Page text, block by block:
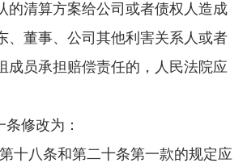
清算方案给公司或者债权人造成
、董事、公司其他利害关系人或者
成员承担赔偿责任的，人民法院应
修改为：
八条和第二十条第一款的规定应